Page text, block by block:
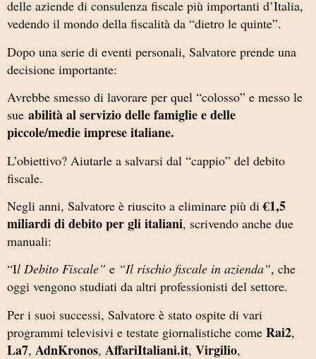
delle aziende di consulenza fiscale più importanti d’Italia,
vedendo il mondo della fiscalità da “dietro le quinte”.
Dopo una serie di eventi personali, Salvatore prende una
decisione importante:
Avrebbe smesso di lavorare per quel “colosso” e messo le
sue abilità al servizio delle famiglie e delle
piccole/medie imprese italiane.
L’obiettivo? Aiutarle a salvarsi dal “cappio” del debito
fiscale.
Negli anni, Salvatore è riuscito a eliminare più di€1,5
miliardi di debito per gli italiani, scrivendo anche due
manuali:
“Il Debito Fiscale” e “Il rischio fiscale in azienda”, che
oggi vengono studiati da altri professionisti del settore.
Per i suoi successi, Salvatore è stato ospite di vari
programmi televisivi e testate giornalistiche come Rai2,
La7, AdnKronos, AffariItaliani.it, Virgilio,